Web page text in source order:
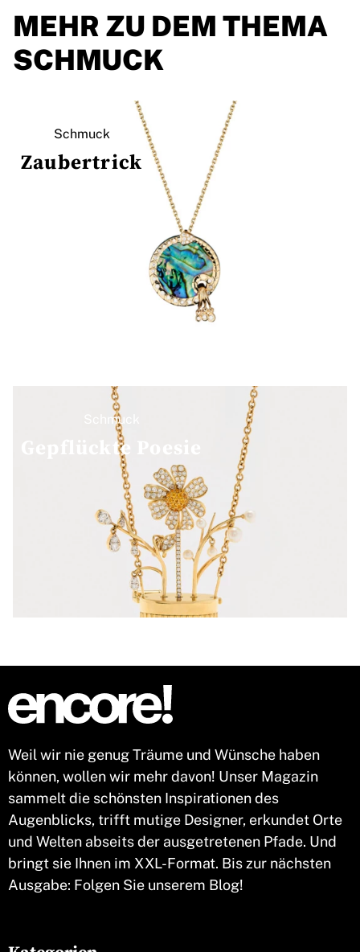
MEHR ZU DEM THEMA
SCHMUCK
Schmuck
Zaubertrick
Schmuck
Gepflückte Poesie
Weil wir nie genug Träume und Wünsche haben
können, wollen wir mehr davon! Unser Magazin
sammelt die schönsten Inspirationen des
Augenblicks, trifft mutige Designer, erkundet Orte
und Welten abseits der ausgetretenen Pfade. Und
bringt sie Ihnen im XXL-Format. Bis zur nächsten
Ausgabe: Folgen Sie unserem Blog!